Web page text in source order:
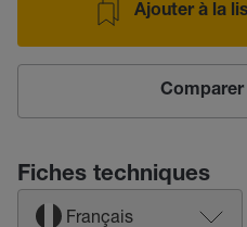
Ajouter à la
Fiches techniques
Français